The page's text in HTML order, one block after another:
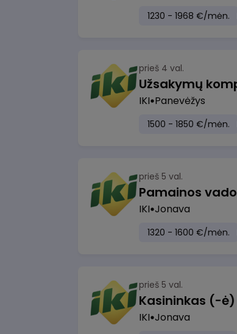
1230 - 1968 €/mėn.
prieš 4 val.
IKI Panevėžys
1500 - 1850 €/mėn.
prieš 5 val.
IKI Jonava
1320 - 1600 €/mėn.
prieš 5 val.
IKI Jonava